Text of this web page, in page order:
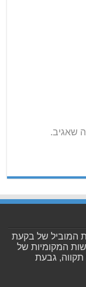
שאגיב.
המוביל של בקעת
המקומיות של
תקווה, גבעת